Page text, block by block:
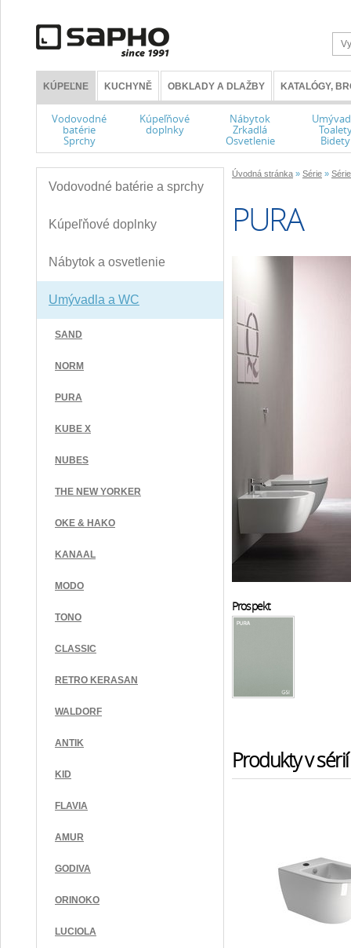
KÚPEĽNE KUCHYNĚ OBKLADY A DLAŽBY KATALÓGY,
Vodovodné
batérie
Sprchy
Kúpeľňové
doplnky
Nábytok
Zrkadlá
Osvetlenie Bidety
Vodovodné batérie a sprchy
Kúpeľňové doplnky
Nábytok a osvetlenie
Umývadla a WC
SAND
NORM
PURA
KUBE X
NUBES
THE NEW YORKER
OKE & HAKO
KANAAL
MODO
TONO
CLASSIC
RETRO KERASAN
WALDORF
ANTIK
KID
FLAVIA
AMUR
GODIVA
ORINOKO
LUCIOLA
Úvodná stránka » Série »
PURA
Prospekt
Produkty v sérií